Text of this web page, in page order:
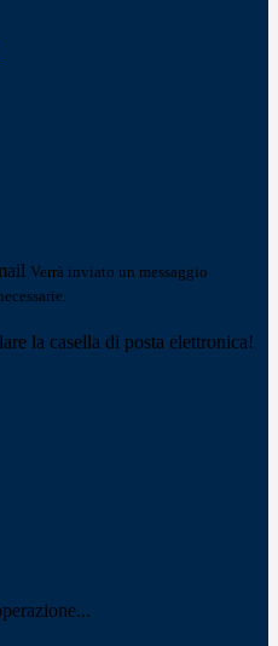
Verrà inviato un messaggio
la casella di posta elettronica!